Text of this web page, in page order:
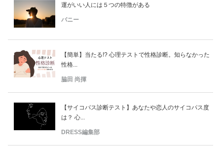
運がいい人には５つの特徴がある
バニー
【簡単】当たる!? 心理テストで性格診断。知らなかった
性格...
脇田 尚揮
【サイコパス診断テスト】あなたや恋人のサイコパス度
は？ 心...
DRESS編集部